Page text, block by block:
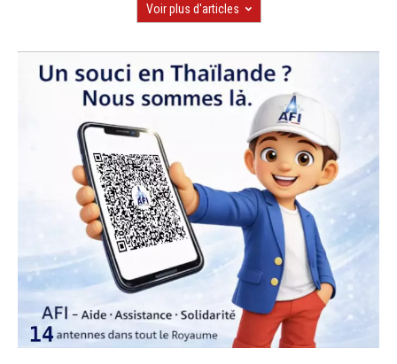
Voir plus d'articles